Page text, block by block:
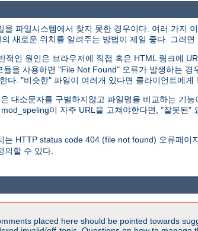
을 파일시스템에서 찾지 못한 경우이다. 여러 가지
의 새로운 위치를 알려주는 방법이 제일 좋다. 그러
적인 원인은 브라우저에 직접 혹은 HTML 링크에
을 사용하면 "File Not Found" 오류가 발생하는
다. "비슷한" 파일이 여러개 있다면 클라이언트에게
대소문자를 구별하지않고 파일명을 비교하는 기
이 자주 URL을 고쳐야한다면, "잘못된
는 HTTP status code 404 (file not found) 오류페이
의할 수 있다.
placed here should be pointed towards